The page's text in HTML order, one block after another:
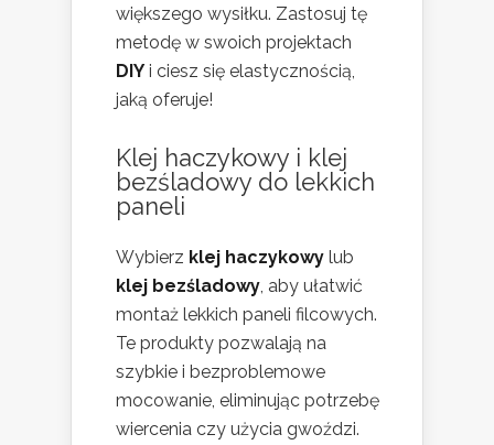
większego wysiłku. Zastosuj tę
metodę w swoich projektach
DIY i ciesz się elastycznością,
jaką oferuje!
Klej haczykowy i klej
bezśladowy do lekkich
paneli
Wybierz klej haczykowy lub
klej bezśladowy, aby ułatwić
montaż lekkich paneli filcowych.
Te produkty pozwalają na
szybkie i bezproblemowe
mocowanie, eliminując potrzebę
wiercenia czy użycia gwoździ.